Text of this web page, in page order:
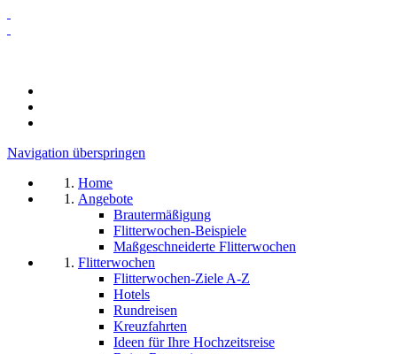
Navigation überspringen
Home
Angebote
Brautermäßigung
Flitterwochen-Beispiele
Maßgeschneiderte Flitterwochen
Flitterwochen
Flitterwochen-Ziele A-Z
Hotels
Rundreisen
Kreuzfahrten
Ideen für Ihre Hochzeitsreise